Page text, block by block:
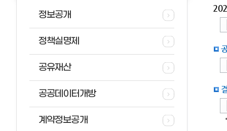
정보공개
정책실명제
공유재산
공공데이터개방
계약정보공개